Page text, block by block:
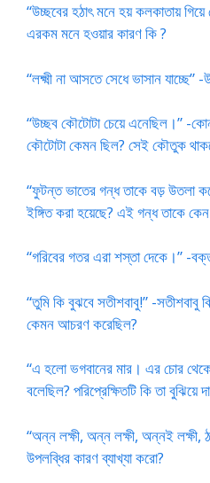
“উচ্ছবের হঠাৎ মনে হয় কলকাতায়
এরকম মনে হওয়ার কারণ কি ?
“লক্ষ্মী না আসতে সেধে ভাসান যাচ্ছে”
“উচ্ছব কৌটোটা চেয়ে এনেছিল।” -
কৌটোটা কেমন ছিল? সেই কৌতুক
“ফুটন্ত ভাতের গন্ধ তাকে বড় উতলা
ইঙ্গিত করা হয়েছে? এই গন্ধ তাকে
“গরিবের গতর এরা শস্তা দেকে।” -
“তুমি কি বুঝবে সতীশবাবু!” -সতীশবাবু
কেমন আচরণ করেছিল?
“এ হলো ভগবানের মার। এর চোর
বলেছিল? পরিপ্রেক্ষিতটি কি তা বুঝিয়ে
“অন্ন লক্ষী, অন্ন লক্ষী, অন্ন‌ই লক্ষী,
উপলব্ধির কারণ ব্যাখ্যা করো?